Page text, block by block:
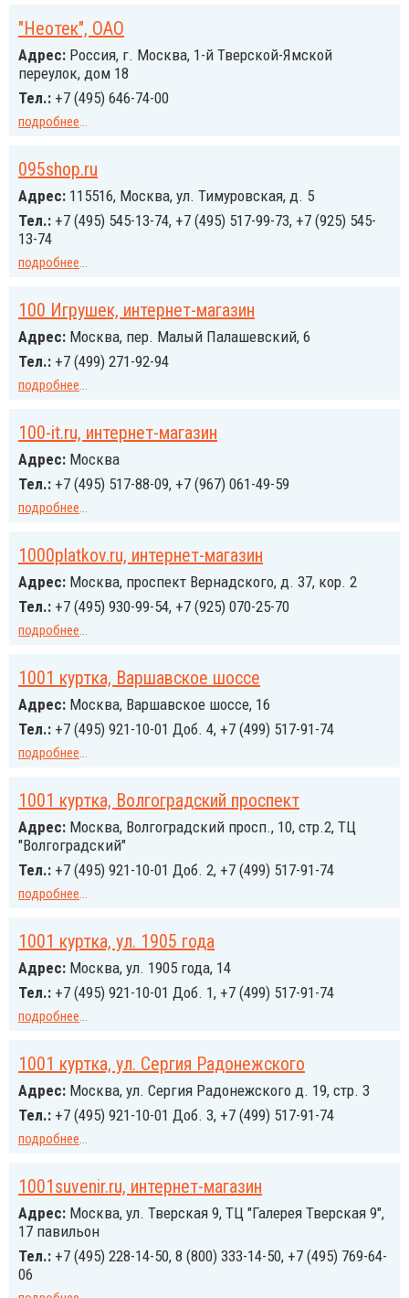
"Неотек", ОАО
Адрес: Россия, г. Москва, 1-й Тверской-Ямской
переулок, дом 18
Тел.: +7 (495) 646-74-00
подробнее...
095shop.ru
Адрес: 115516, Москва, ул. Тимуровская, д. 5
Тел.: +7 (495) 545-13-74, +7 (495) 517-99-73, +7 (925) 545-
13-74
подробнее...
100 Игрушек, интернет-магазин
Адрес: Москва, пер. Малый Палашевский, 6
Тел.: +7 (499) 271-92-94
подробнее...
100-it.ru, интернет-магазин
Адрес: Москва
Тел.: +7 (495) 517-88-09, +7 (967) 061-49-59
подробнее...
1000platkov.ru, интернет-магазин
Адрес: Москва, проспект Вернадского, д. 37, кор. 2
Тел.: +7 (495) 930-99-54, +7 (925) 070-25-70
подробнее...
1001 куртка, Варшавское шоссе
Адрес: Москва, Варшавское шоссе, 16
Тел.: +7 (495) 921-10-01 Доб. 4, +7 (499) 517-91-74
подробнее...
1001 куртка, Волгоградский проспект
Адрес: Москва, Волгоградский просп., 10, стр.2, ТЦ
"Волгоградский"
Тел.: +7 (495) 921-10-01 Доб. 2, +7 (499) 517-91-74
подробнее...
1001 куртка, ул. 1905 года
Адрес: Москва, ул. 1905 года, 14
Тел.: +7 (495) 921-10-01 Доб. 1, +7 (499) 517-91-74
подробнее...
1001 куртка, ул. Сергия Радонежского
Адрес: Москва, ул. Сергия Радонежского д. 19, стр. 3
Тел.: +7 (495) 921-10-01 Доб. 3, +7 (499) 517-91-74
подробнее...
1001suvenir.ru, интернет-магазин
Адрес: Москва, ул. Тверская 9, ТЦ "Галерея Тверская 9",
17 павильон
Тел.: +7 (495) 228-14-50, 8 (800) 333-14-50, +7 (495) 769-64-
06